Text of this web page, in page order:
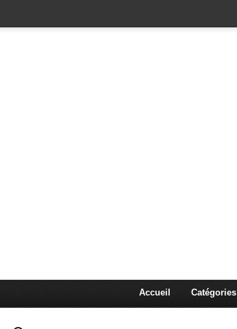
Accueil Catégories